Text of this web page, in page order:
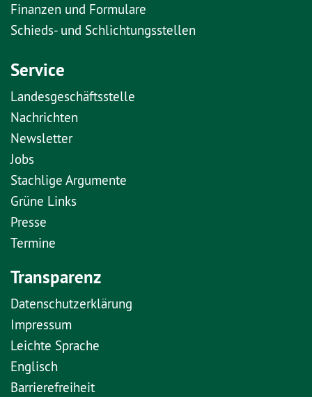
Finanzen und Formulare
Schieds- und Schlichtungsstellen
Service
Landesgeschäftsstelle
Nachrichten
Newsletter
Jobs
Stachlige Argumente
Grüne Links
Presse
Termine
Transparenz
Datenschutzerklärung
Impressum
Leichte Sprache
Englisch
Barrierefreiheit